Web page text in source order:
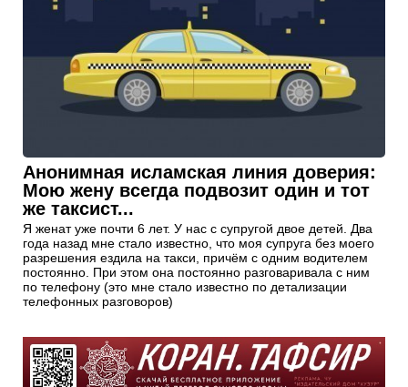
Анонимная исламская линия доверия:
Мою жену всегда подвозит один и тот
же таксист...
Я женат уже почти 6 лет. У нас с супругой двое детей. Два
года назад мне стало известно, что моя супруга без моего
разрешения ездила на такси, причём с одним водителем
постоянно. При этом она постоянно разговаривала с ним
по телефону (это мне стало известно по детализации
телефонных разговоров)